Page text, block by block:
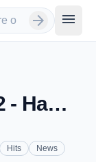
arrow_forward menu
N-JOY - FM 94.2 - Hamburg
Hits News